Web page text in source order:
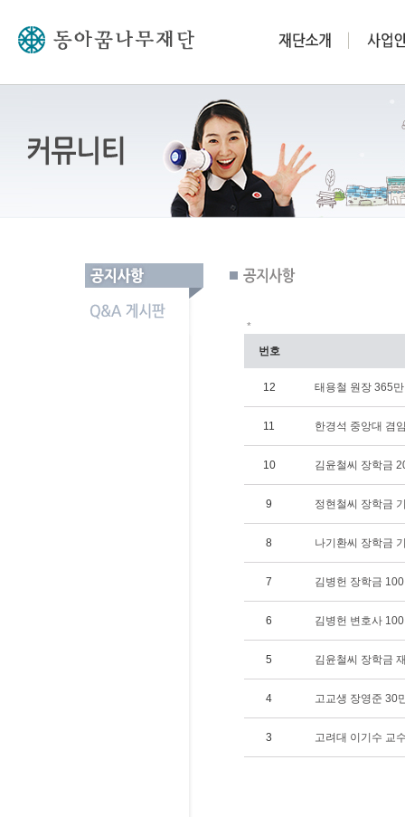
*
번호
12 태용철 원장 365
11 한경석 중앙대 겸
10 김윤철씨 장학금
9 정현철씨 장학금
8 나기환씨 장학금
7 김병헌 장학금
6 김병헌 변호사
5 김윤철씨 장학금
4 고교생 장영준 30
3 고려대 이기수 교